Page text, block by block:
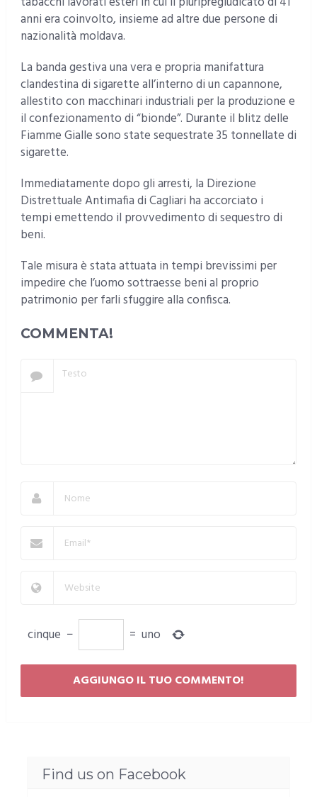
anni era coinvolto, insieme ad altre due persone di
nazionalità moldava.
La banda gestiva una vera e propria manifattura
clandestina di sigarette all’interno di un capannone,
allestito con macchinari industriali per la produzione e
il confezionamento di “bionde”. Durante il blitz delle
Fiamme Gialle sono state sequestrate 35 tonnellate di
sigarette.
Immediatamente dopo gli arresti, la Direzione
Distrettuale Antimafia di Cagliari ha accorciato i
tempi emettendo il provvedimento di sequestro di
beni.
Tale misura è stata attuata in tempi brevissimi per
impedire che l’uomo sottraesse beni al proprio
patrimonio per farli sfuggire alla confisca.
COMMENTA!
cinque − = uno
Find us on Facebook